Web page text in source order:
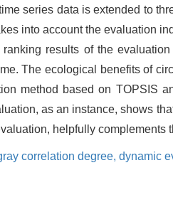
series data is extended to
into account the evaluation
results of the
The ecological benefits of
method based on TOPSIS
as an instance, shows
helpfully complements
correlation degree, dynamic